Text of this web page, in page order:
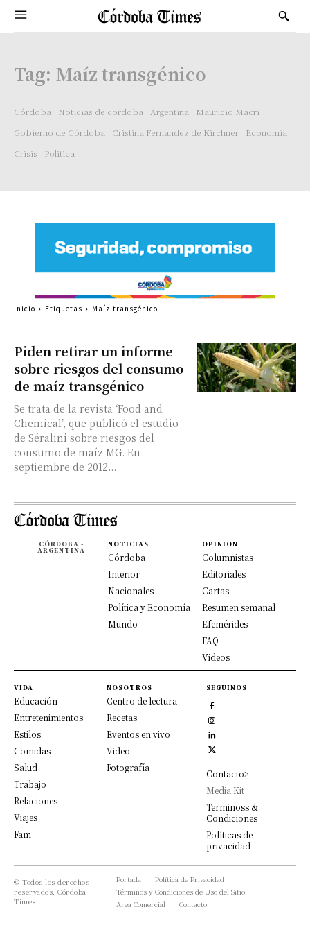
Tag: Maíz transgénico
Córdoba Noticias de cordoba Argentina
Mauricio Macri
Gobierno de Córdoba
Cristina Fernandez de Kirchner
Economía
Crisis
Politica
Piden retirar un informe
sobre riesgos del consumo
de maíz transgénico
Se trata de la revista ‘Food and
Chemical’, que publicó el estudio
de Séralini sobre riesgos del
consumo de maíz MG. En
septiembre de 2012...
Inicio Etiquetas Maíz transgénico
CÓRDOBA -
ARGENTINA
NOTICIAS
Córdoba
Interior
Nacionales
Política y Economía
Mundo
OPINION
Columnistas
Editoriales
Cartas
Resumen semanal
Efemérides
FAQ
Videos
VIDA
Educación
Entretenimientos
Estilos
Comidas
Salud
Trabajo
Relaciones
Viajes
Fam
NOSOTROS
Centro de lectura
Recetas
Eventos en vivo
Video
Fotografía
SEGUINOS
Contacto>
Media Kit
Terminoss &
Condiciones
Políticas de
privacidad
© Todos los derechos
reservados, Córdoba
Times
Portada
Política de Privacidad
Términos y Condiciones de Uso del Sitio
Area Comercial
Contacto